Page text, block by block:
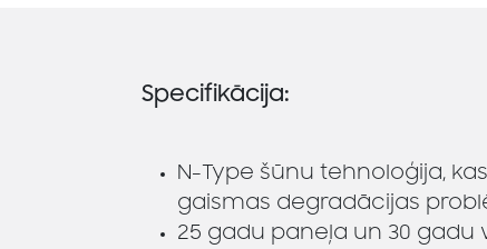
Specifikācija:
N-Type šūnu tehnoloģija,
gaismas degradācijas
25 gadu paneļa un 30 gadu